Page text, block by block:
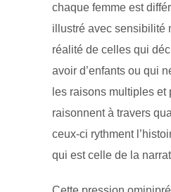
chaque femme est
illustré avec sensibilité
réalité de celles qui
avoir d’enfants ou qui
les raisons multiples
raisonnent à travers
ceux-ci rythment
qui est celle de la